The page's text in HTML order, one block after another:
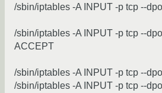
/sbin/iptables -A INPUT -p tcp --
/sbin/iptables -A INPUT -p tcp --
ACCEPT
/sbin/iptables -A INPUT -p tcp --
/sbin/iptables -A INPUT -p tcp --